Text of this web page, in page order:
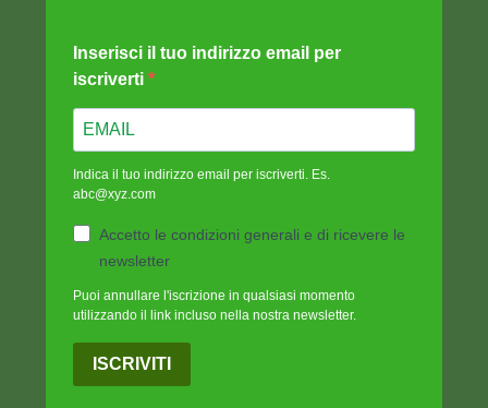
Inserisci il tuo indirizzo email per
iscriverti
Indica il tuo indirizzo email per iscriverti. Es.
abc@xyz.com
Accetto le condizioni generali e di ricevere le
newsletter
Puoi annullare l'iscrizione in qualsiasi momento
utilizzando il link incluso nella nostra newsletter.
ISCRIVITI